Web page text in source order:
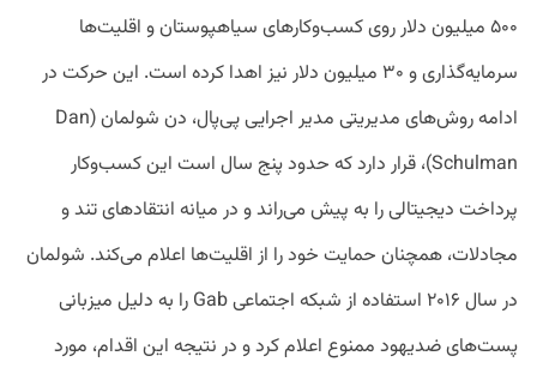
۵۰۰ میلیون دلار روی کسب‌وکارهای سیاهپوستان و اقلیت‌ها
سرمایه‌گذاری و ۳۰ میلیون دلار نیز اهدا کرده است. این حرکت در
ادامه روش‌های مدیریتی مدیر اجرایی پی‌پال، دن شولمان (Dan
Schulman)، قرار دارد که حدود پنج سال است این کسب‌وکار
پرداخت دیجیتالی را به پیش می‌راند و در میانه انتقادهای تند و
مجادلات، همچنان حمایت خود را از اقلیت‌ها اعلام می‌کند. شولمان
در سال ۲۰۱۶ استفاده از شبکه اجتماعی Gab را به دلیل میزبانی
پست‌های ضدیهود ممنوع اعلام کرد و در نتیجه‌ این اقدام، مورد